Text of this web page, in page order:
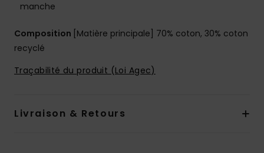
manche
Composition [Matière principale] 70% coton, 30% coton
recyclé
Traçabilité du produit (Loi Agec)
Livraison & Retours